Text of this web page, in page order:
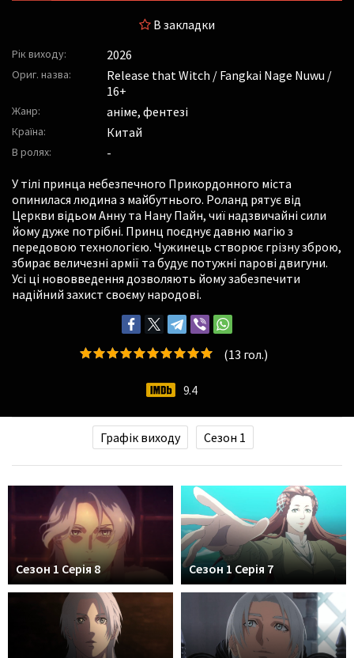
В закладки
Рік виходу: 2026
Ориг. назва:
Release that Witch / Fangkai Nage Nuwu /
16+
Жанр: аніме, фентезі
Країна: Китай
В ролях:
-
У тілі принца небезпечного Прикордонного міста
опинилася людина з майбутнього. Роланд рятує від
Церкви відьом Анну та Нану Пайн, чиї надзвичайні сили
йому дуже потрібні. Принц поєднує давню магію з
передовою технологією. Чужинець створює грізну зброю,
збирає величезні армії та будує потужні парові двигуни.
Усі ці нововведення дозволяють йому забезпечити
надійний захист своєму народові.
(13 гол.)
9.4
Графік виходу Сезон 1
Сезон 1 Серія 8 Сезон 1 Серія 7